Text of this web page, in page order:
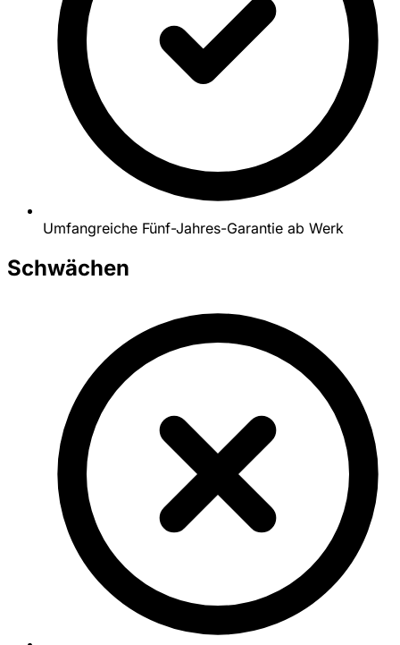
Umfangreiche Fünf-Jahres-Garantie ab Werk
Schwächen